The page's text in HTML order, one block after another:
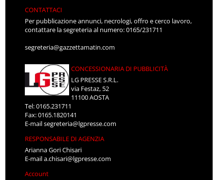
CONTATTACI
Per pubblicazione annunci, necrologi, offro e cerco lavoro,
contattare la segreteria al numero: 0165/231711
segreteria@gazzettamatin.com
CONCESSIONARIA DI PUBBLICITÀ
LG PRESSE S.R.L.
via Festaz, 52
11100 AOSTA
Tel: 0165.231711
Fax: 0165.1820141
E-mailsegreteria@lgpresse.com
RESPONSABILE DI AGENZIA
Arianna Gori Chisari
E-maila.chisari@lgpresse.com
Account